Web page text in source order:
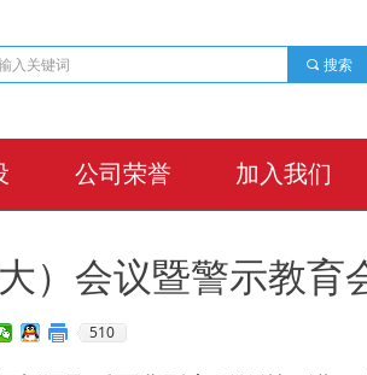
끠 搜索
公司荣誉 加入我们
）会议暨警示教育
510